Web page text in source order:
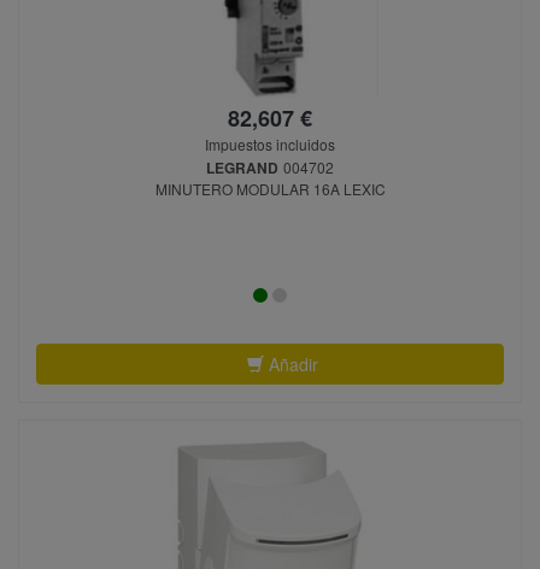
82,607 €
Impuestos incluidos
LEGRAND 004702
MINUTERO MODULAR 16A LEXIC
Añadir